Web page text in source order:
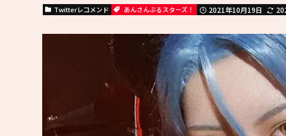
Twitterレコメンド あんさんぶるスターズ！ 2021年10月19日